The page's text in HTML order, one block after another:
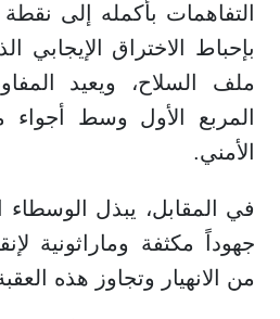
التفاهمات بأكمله إلى نقطة
بإحباط الاختراق
ملف السلاح، ويعيد
المربع الأول وسط أجواء
الأمني.
في المقابل، يبذل الوسطاء
جهوداً مكثفة وماراثونية
من الانهيار وتجاوز هذه